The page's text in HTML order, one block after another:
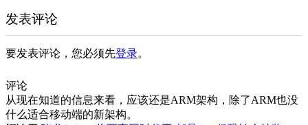
发表评论
要发表评论，您必须先登录。
评论
从现在知道的信息来看，应该还是ARM架构，除了ARM也没
什么适合移动端的新架构。